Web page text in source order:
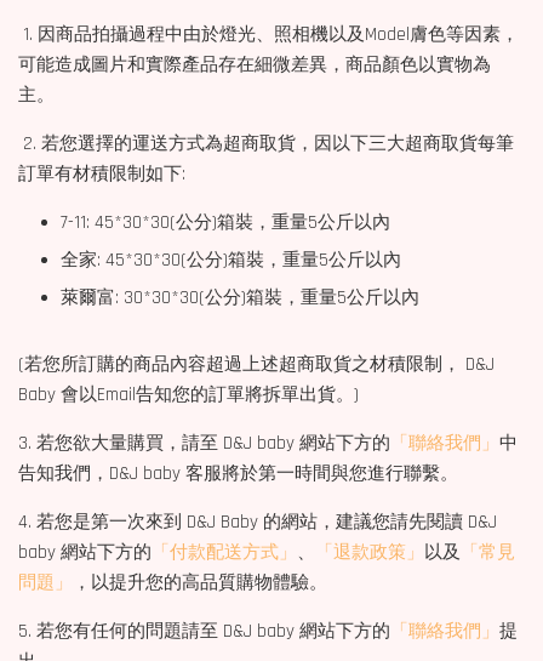
1. 因商品拍攝過程中由於燈光、照相機以及Model膚色等因素，
可能造成圖片和實際產品存在細微差異，商品顏色以實物為
主。
2. 若您選擇的運送方式為超商取貨，因以下三大超商取貨每筆
訂單有材積限制如下:
7-11: 45*30*30(公分)箱裝，重量5公斤以內
全家: 45*30*30(公分)箱裝，重量5公斤以內
萊爾富: 30*30*30(公分)箱裝，重量5公斤以內
(若您所訂購的商品內容超過上述超商取貨之材積限制， D&J
Baby 會以Email告知您的訂單將拆單出貨。)
3. 若您欲大量購買，請至 D&J baby 網站下方的 「聯絡我們」 中
告知我們，D&J baby 客服將於第一時間與您進行聯繫。
4. 若您是第一次來到 D&J Baby 的網站，建議您請先閱讀 D&J
baby 網站下方的 「付款配送方式」 、 「退款政策」 以及 「常見
問題」
，以提升您的高品質購物體驗。
5. 若您有任何的問題請至 D&J baby 網站下方的 「聯絡我們」 提